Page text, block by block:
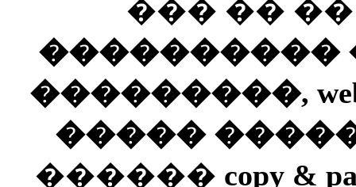
��� ��
����������
���������,
�����
������ copy &